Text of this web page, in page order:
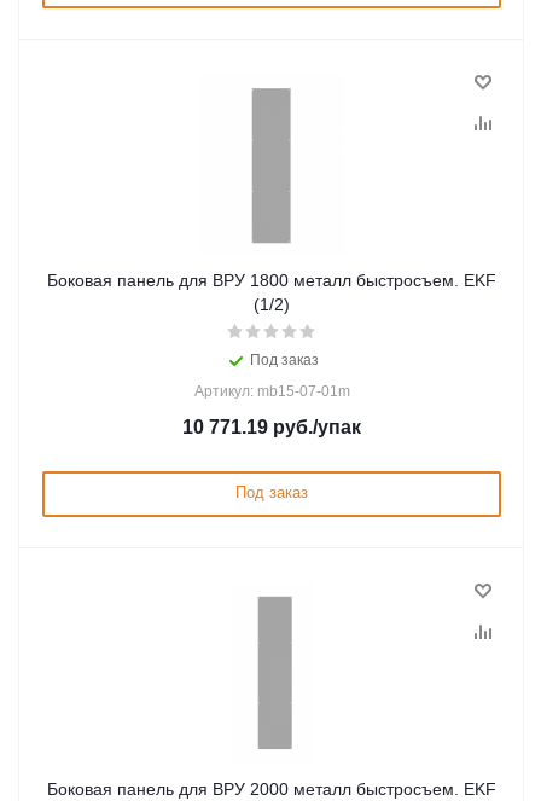
Боковая панель для ВРУ 1800 металл быстросъем. EKF
(1/2)
Под заказ
Артикул: mb15-07-01m
10 771.19 руб./упак
Под заказ
Боковая панель для ВРУ 2000 металл быстросъем. EKF